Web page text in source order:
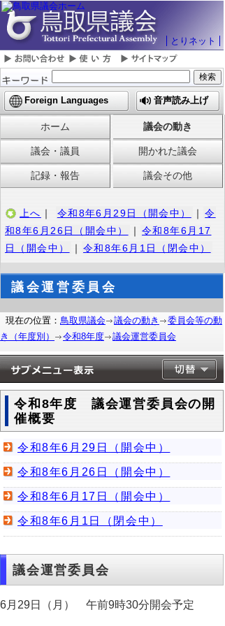
とりネット
Foreign Languages 音声読み上げ
ホーム 議会の動き
議会・議員 開かれた議会
記録・報告 議会その他
上へ ｜ 令和8年6月29日（開会中） ｜ 令
和8年6月26日（開会中）
｜ 令和8年6月17
日（開会中）
｜ 令和8年6月1日（閉会中）
議会運営委員会
現在の位置： 鳥取県議会 議会の動き
委員会等の動
き（年度別）
令和8年度 議会運営委員会
令和8年度 議会運営委員会の開
催概要
令和8年6月29日（開会中）
令和8年6月26日（開会中）
令和8年6月17日（開会中）
令和8年6月1日（閉会中）
議会運営委員会
6月29日（月） 午前9時30分開会予定